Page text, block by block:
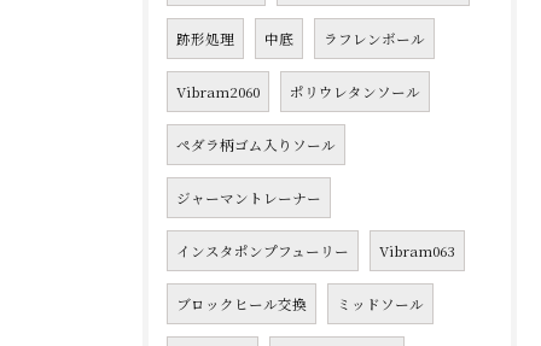
跡形処理 中底 ラフレンボール
Vibram2060 ポリウレタンソール
ペダラ柄ゴム入りソール
ジャーマントレーナー
インスタポンプフューリー Vibram063
ブロックヒール交換 ミッドソール